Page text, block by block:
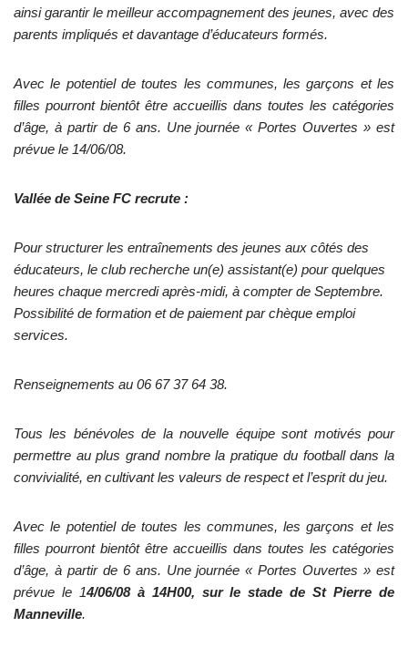
ainsi garantir le meilleur accompagnement des jeunes, avec des
parents impliqués et davantage d’éducateurs formés.
Avec le potentiel de toutes les communes, les garçons et les
filles pourront bientôt être accueillis dans toutes les catégories
d’âge, à partir de 6 ans. Une journée « Portes Ouvertes » est
prévue le 14/06/08.
Vallée de Seine FC recrute :
Pour structurer les entraînements des jeunes aux côtés des
éducateurs, le club recherche un(e) assistant(e) pour quelques
heures chaque mercredi après-midi, à compter de Septembre.
Possibilité de formation et de paiement par chèque emploi
services.
Renseignements au 06 67 37 64 38.
Tous les bénévoles de la nouvelle équipe sont motivés pour
permettre au plus grand nombre la pratique du football dans la
convivialité, en cultivant les valeurs de respect et l’esprit du jeu.
Avec le potentiel de toutes les communes, les garçons et les
filles pourront bientôt être accueillis dans toutes les catégories
d’âge, à partir de 6 ans. Une journée « Portes Ouvertes » est
prévue le 14/06/08 à 14H00, sur le stade de St Pierre de
Manneville.